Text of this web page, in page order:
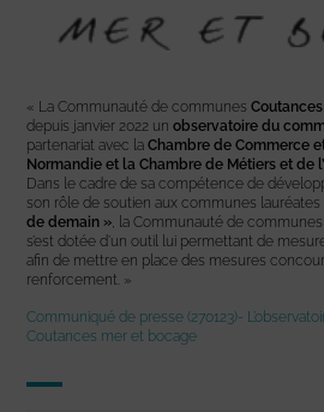
« La Communauté de communes
depuis janvier 2022 unobservatoire du
partenariat avec laChambre de Commerce
Normandie et la Chambre de Métiers et de
Dans le cadre de sa compétence de
son rôle de soutien aux communes
de demain », la Communauté de
s’est dotée d’un outil lui permettant de
afin de mettre en place des mesures
renforcement. »
Communiqué de presse (270123)-
Coutances mer et bocage